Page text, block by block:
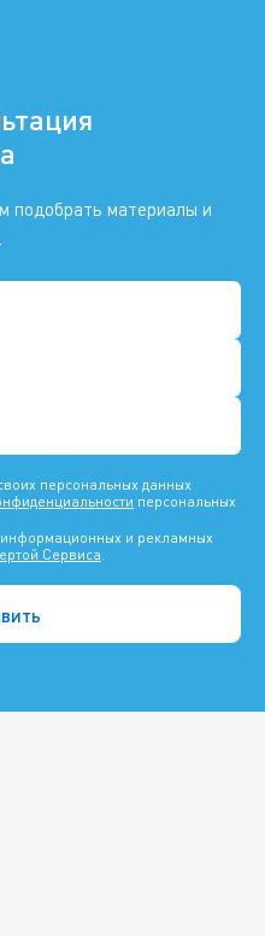
подобрать материалы и
персональных данных
персональных
и рекламных
Сервиса.